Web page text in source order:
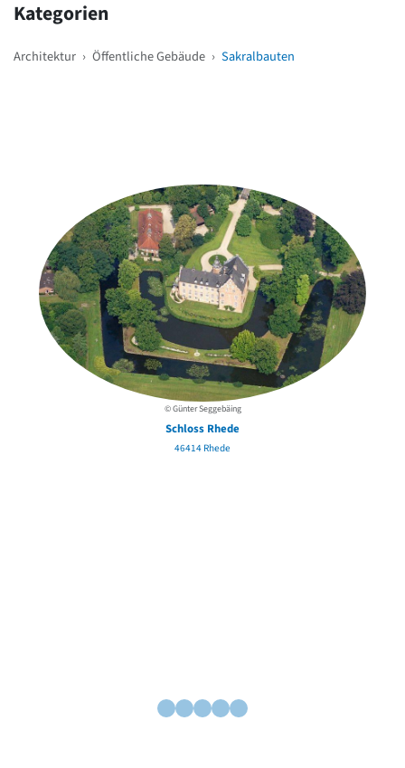
Kategorien
Architektur › Öffentliche Gebäude › Sakralbauten
© Günter Seggebäing
Schloss Rhede
46414 Rhede